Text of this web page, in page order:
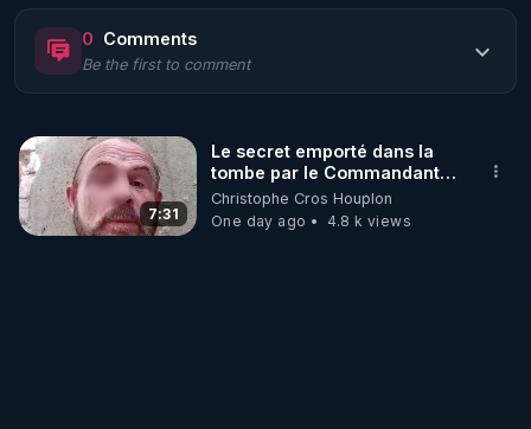
https://www.rgnr.fr/presentation.html
🌱 LE MAGAZINE RÉGÉNÈRE
🌱 LA BOUTIQUE DU MAGAZINE
Pour obtenir les anciens numéros que vous avez
0 Comments
Be the first to comment
7:31
Le secret emporté dans la
tombe par le Commandant
Cousteau le 25 juin 1997
Christophe Cros Houplon
One day ago
4.8 k views